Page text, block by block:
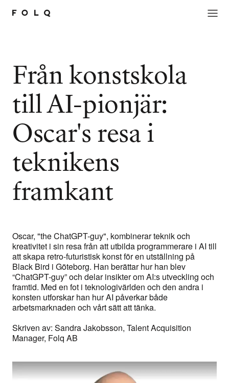
Från konstskola
till AI-pionjär:
Oscar's resa i
teknikens
framkant
Oscar, "the ChatGPT-guy", kombinerar teknik och
kreativitet i sin resa från att utbilda programmerare i AI till
att skapa retro-futuristisk konst för en utställning på
Black Bird i Göteborg. Han berättar hur han blev
“ChatGPT-guy” och delar insikter om AI:s utveckling och
framtid. Med en fot i teknologivärlden och den andra i
konsten utforskar han hur AI påverkar både
arbetsmarknaden och vårt sätt att tänka.
Skriven av: Sandra Jakobsson, Talent Acquisition
Manager, Folq AB